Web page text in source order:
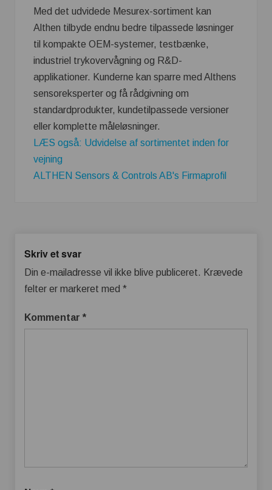
Med det udvidede Mesurex-sortiment kan
Althen tilbyde endnu bedre tilpassede løsninger
til kompakte OEM-systemer, testbænke,
industriel trykovervågning og R&D-
applikationer. Kunderne kan sparre med Althens
sensoreksperter og få rådgivning om
standardprodukter, kundetilpassede versioner
eller komplette måleløsninger.
LÆS også: Udvidelse af sortimentet inden for
vejning
ALTHEN Sensors & Controls AB's Firmaprofil
Skriv et svar
Din e-mailadresse vil ikke blive publiceret. Krævede
felter er markeret med *
Kommentar *